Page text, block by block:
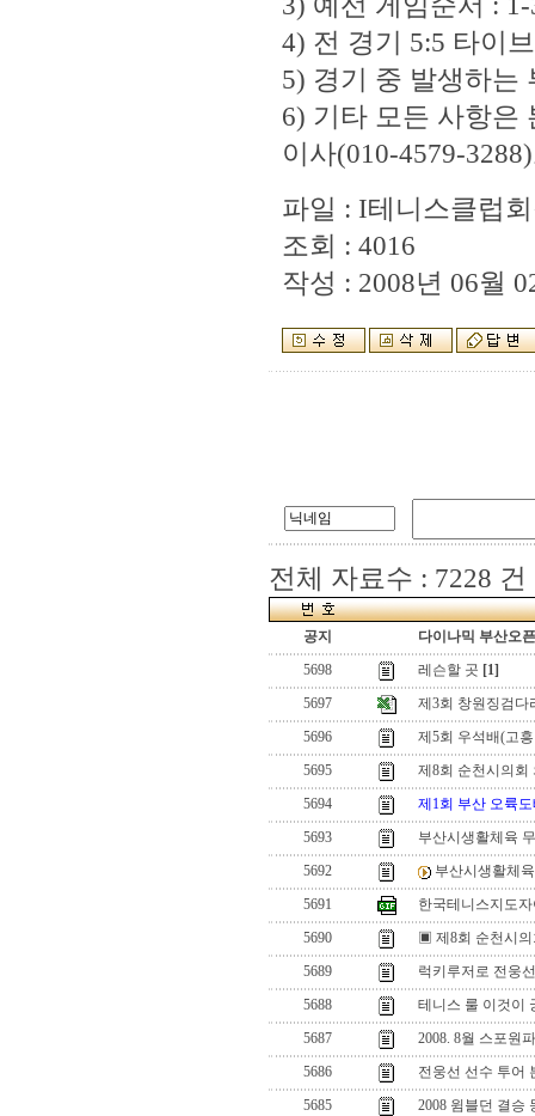
4) 전 경기 5:5 타이
5) 경기 중 발생하는
6) 기타 모든 사항은
이사(010-4579-
파일 : I테니스클럽
조회 : 4016
작성 : 2008년 06월
전체 자료수 : 7228 건
공지
다이나믹 부산오
5698
레슨할 곳 [1]
5697
제3회 창원징검다
5696
제5회 우석배(고
5695
제8회 순천시의회
5694
제1회 부산 오륙
5693
부산시생활체육
5692
부산시생활체
5691
한국테니스지도
5690
▣ 제8회 순천시
5689
럭키루저로 전웅
5688
테니스 룰 이것이
5687
2008. 8월 스포원
5686
전웅선 선수 투어
5685
2008 윔블던 결승